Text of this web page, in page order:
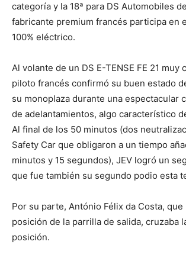
categoría y la 18ª para DS Automobiles
fabricante premium francés participa en
100% eléctrico.
Al volante de un DS E-TENSE FE 21 muy
piloto francés confirmó su buen estado
su monoplaza durante una espectacular
de adelantamientos, algo característico
Al final de los 50 minutos (dos
Safety Car que obligaron a un tiempo
minutos y 15 segundos), JEV logró un
que fue también su segundo podio esta
Por su parte, António Félix da Costa, que
posición de la parrilla de salida, cruzaba
posición.